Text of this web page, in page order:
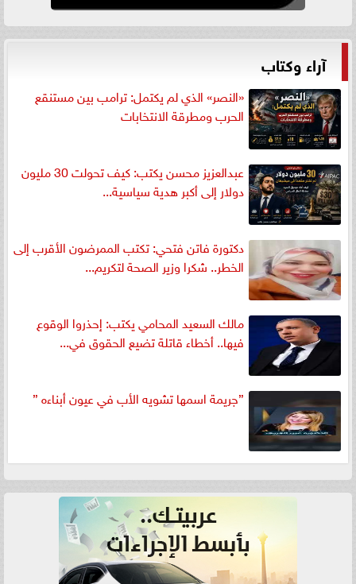
آراء وكتاب
«النصر» الذي لم يكتمل: ترامب بين مستنقع
الحرب ومطرقة الانتخابات
عبدالعزيز محسن يكتب: كيف تحولت 30 مليون
دولار إلى أكبر هدية سياسية...
دكتورة فاتن فتحي: تكتب الممرضون الأقرب إلى
الخطر.. شكرا وزير الصحة لتكريم...
مالك السعيد المحامي يكتب: إحذروا الوقوع
فيها.. أخطاء قاتلة تضيع الحقوق في...
”جريمة اسمها تشويه الأب في عيون أبناءه ”